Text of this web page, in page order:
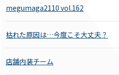
megumaga2110 vol.162
枯れた原因は…今度こそ大丈夫？
店舗内装チーム